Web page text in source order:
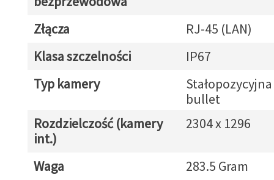
Złącza
RJ-45 (LAN)
Klasa szczelności
IP67
Typ kamery
bullet
Rozdzielczość (kamery
int.)
2304 x 1296
Waga
283.5 Gram